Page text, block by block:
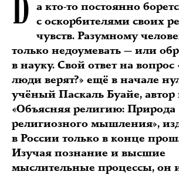
а кто-то постоянно
с оскорбителями своих
чувств. Разумному
только недоумевать — или
в науку. Свой ответ на
люди верят?» ещё в начале
учёный Паскаль Буайе,
«Объясняя религию: Природа
религиозного мышления»,
в России только в конце
Изучая познание и высшие
мыслительные процессы, он